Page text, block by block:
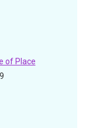
of Place